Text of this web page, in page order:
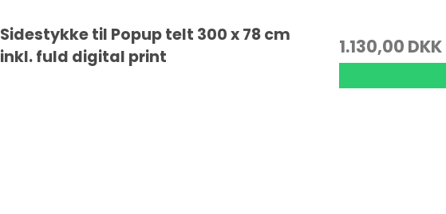
Sidestykke til Popup telt 300 x 78 cm
inkl. fuld digital print
1.130,00 DKK